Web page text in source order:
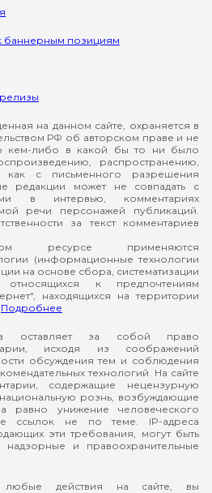
баннерным позициям
на данном сайте, охраняется в
РФ об авторском праве и не
кем-либо в какой бы то ни было
распространению,
как с письменного разрешения
редакции может не совпадать с
в интервью, комментариях
речи персонажей публикаций.
за текст комментариев
ресурсе применяются
(информационные технологии
на основе сбора, систематизации
к предпочтениям
находящихся на территории
Подробнее
оставляет за собой право
исходя из соображений
обсуждения тем и соблюдения
технологий. На сайте
содержащие нецензурную
рознь, возбуждающие
равно унижение человеческого
ссылок не по теме. IP-адреса
эти требования, могут быть
и правоохранительные
действия на сайте, вы